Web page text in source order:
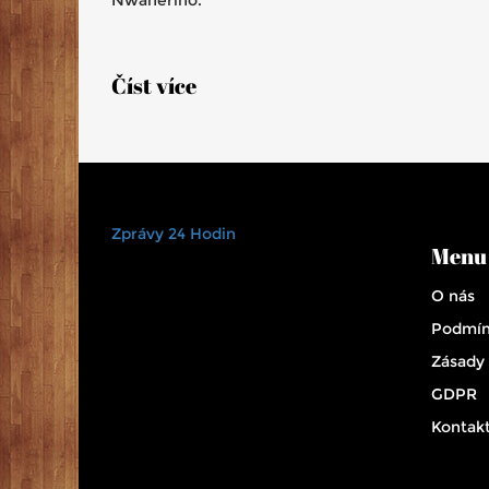
Číst více
Zprávy 24 Hodin
Menu
O nás
GDPR